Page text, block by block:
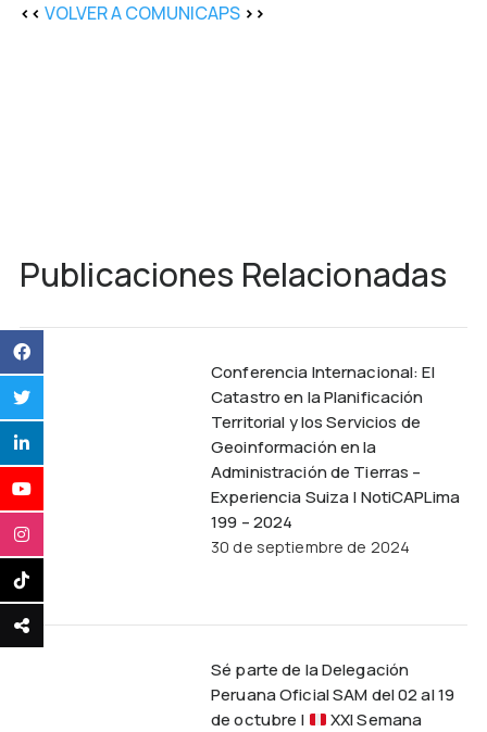
<< VOLVER A COMUNICAPS>>
Publicaciones Relacionadas
Conferencia Internacional: El
Catastro en la Planificación
Territorial y los Servicios de
Geoinformación en la
Administración de Tierras –
Experiencia Suiza | NotiCAPLima
199 – 2024
30 de septiembre de 2024
Sé parte de la Delegación
Peruana Oficial SAM del 02 al 19
de octubre |
XXI Semana